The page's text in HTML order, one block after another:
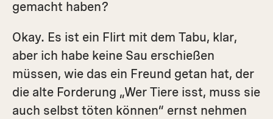
gemacht haben?
Okay. Es ist ein Flirt mit dem Tabu, klar,
aber ich habe keine Sau erschießen
müssen, wie das ein Freund getan hat, der
die alte Forderung „Wer Tiere isst, muss sie
auch selbst töten können“ ernst nehmen